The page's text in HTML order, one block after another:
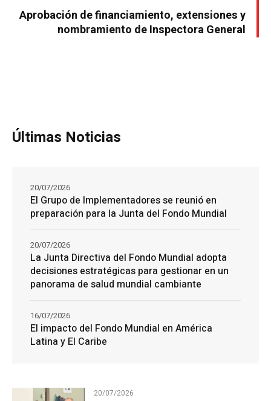
Aprobación de financiamiento, extensiones y
nombramiento de Inspectora General
Últimas Noticias
El Grupo de Implementadores se reunió en
preparación para la Junta del Fondo Mundial
20/07/2026
La Junta Directiva del Fondo Mundial adopta
decisiones estratégicas para gestionar en un
panorama de salud mundial cambiante
20/07/2026
El impacto del Fondo Mundial en América
Latina y El Caribe
16/07/2026
20/07/2026